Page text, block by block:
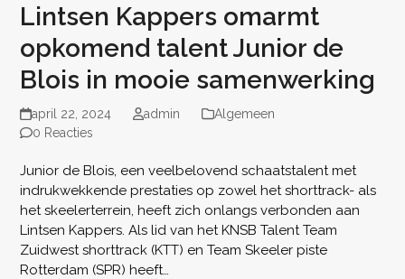
Lintsen Kappers omarmt
opkomend talent Junior de
Blois in mooie samenwerking
april 22, 2024 admin
Algemeen
0 Reacties
Junior de Blois, een veelbelovend schaatstalent met
indrukwekkende prestaties op zowel het shorttrack- als
het skeelerterrein, heeft zich onlangs verbonden aan
Lintsen Kappers. Als lid van het KNSB Talent Team
Zuidwest shorttrack (KTT) en Team Skeeler piste
Rotterdam (SPR) heeft…